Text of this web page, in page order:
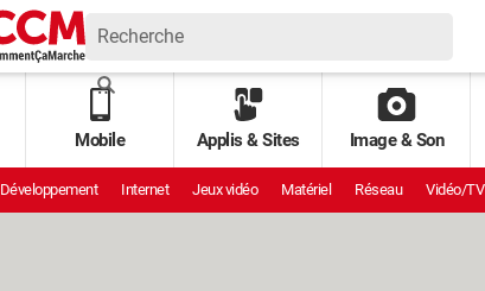
Mobile Applis & Sites Image & Son
Développement Internet Jeux vidéo Matériel Réseau Vidéo/TV